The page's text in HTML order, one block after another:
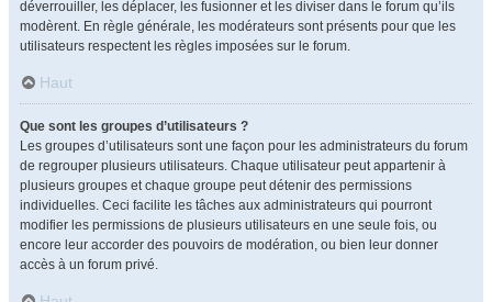
déverrouiller, les déplacer, les fusionner et les diviser dans le forum qu’ils
modèrent. En règle générale, les modérateurs sont présents pour que les
utilisateurs respectent les règles imposées sur le forum.
Haut
Que sont les groupes d’utilisateurs ?
Les groupes d’utilisateurs sont une façon pour les administrateurs du forum
de regrouper plusieurs utilisateurs. Chaque utilisateur peut appartenir à
plusieurs groupes et chaque groupe peut détenir des permissions
individuelles. Ceci facilite les tâches aux administrateurs qui pourront
modifier les permissions de plusieurs utilisateurs en une seule fois, ou
encore leur accorder des pouvoirs de modération, ou bien leur donner
accès à un forum privé.